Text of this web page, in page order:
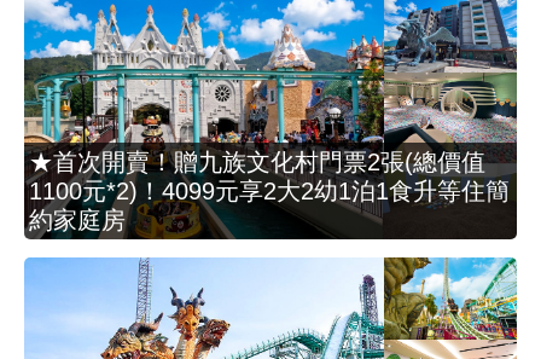
★首次開賣！贈九族文化村門票2張(總價值
1100元*2)！4099元享2大2幼1泊1食升等住簡
約家庭房